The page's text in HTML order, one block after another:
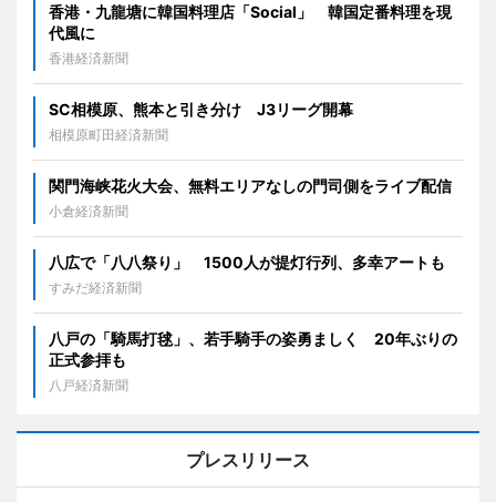
香港・九龍塘に韓国料理店「Social」 韓国定番料理を現
代風に
香港経済新聞
SC相模原、熊本と引き分け J3リーグ開幕
相模原町田経済新聞
関門海峡花火大会、無料エリアなしの門司側をライブ配信
小倉経済新聞
八広で「八八祭り」 1500人が提灯行列、多幸アートも
すみだ経済新聞
八戸の「騎馬打毬」、若手騎手の姿勇ましく 20年ぶりの
正式参拝も
八戸経済新聞
プレスリリース